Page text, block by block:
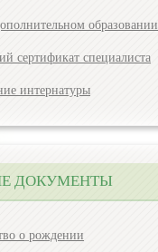
образовании
сертификат специалиста
интернатуры
ДОКУМЕНТЫ
о рождении